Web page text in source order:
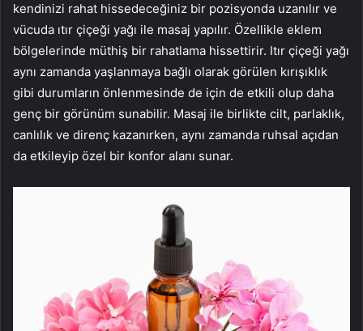
kendinizi rahat hissedeceğiniz bir pozisyonda uzanılır ve
vücuda ıtır çiçeği yağı ile masaj yapılır. Özellikle eklem
bölgelerinde müthiş bir rahatlama hissettirir. Itır çiçeği yağı
aynı zamanda yaşlanmaya bağlı olarak görülen kırışıklık
gibi durumların önlenmesinde de için de etkili olup daha
genç bir görünüm sunabilir. Masaj ile birlikte cilt, parlaklık,
canlılık ve direnç kazanırken, aynı zamanda ruhsal açıdan
da etkileyip özel bir konfor alanı sunar.